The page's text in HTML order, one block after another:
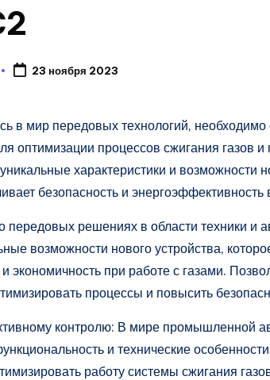
23 ноября 2023
в мир передовых технологий, необходимо
оптимизации процессов сжигания газов
характеристики и возможности
безопасность и
передовых решениях в области техники и
возможности нового устройства,
экономичность при работе с газами.
процессы и повысить
контролю: В мире промышленной
и технические
работу системы сжигания